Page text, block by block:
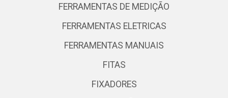
FERRAMENTAS DE MEDIÇÃO
FERRAMENTAS ELETRICAS
FERRAMENTAS MANUAIS
FITAS
FIXADORES